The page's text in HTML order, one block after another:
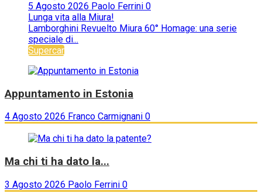
5 Agosto 2026 Paolo Ferrini 0
Lunga vita alla Miura!
Lamborghini Revuelto Miura 60° Homage: una serie
speciale di...
Supercar
Appuntamento in Estonia
4 Agosto 2026 Franco Carmignani 0
Ma chi ti ha dato la...
3 Agosto 2026 Paolo Ferrini 0